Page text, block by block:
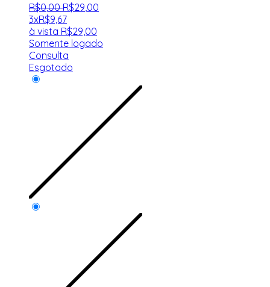
R$0,00 R$29 00
3xR$9,67
à vista R$29,00
Somente logado
Consulta
Esgotado